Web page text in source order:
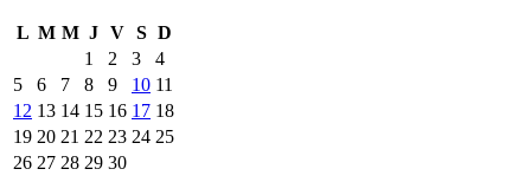
L M M J V S D
1
2 3
4
5
6 7 8 9 10 11
12 13 14 15 16 17 18
19 20 21 22 23 24 25
26 27 28 29 30